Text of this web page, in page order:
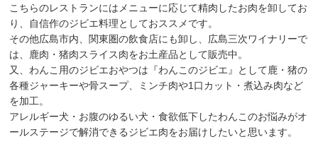
こちらのレストランにはメニューに応じて精肉したお肉を卸してお
り、自信作のジビエ料理としておススメです。
その他広島市内、関東圏の飲食店にも卸し、広島三次ワイナリーで
は、鹿肉・猪肉スライス肉をお土産品として販売中。
又、わんこ用のジビエおやつは『わんこのジビエ』として鹿・猪の
各種ジャーキーや骨スープ、ミンチ肉や1口カット・煮込み肉など
を加工。
アレルギー犬・お腹のゆるい犬・食欲低下したわんこのお悩みがオ
ールステージで解消できるジビエ肉をお届けしたいと思います。